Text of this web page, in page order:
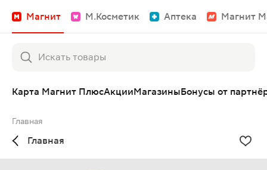
Магнит М.Косметик Аптека Магнит
Карта Магнит ПлюсАкцииМагазиныБонусы от
Главная
Главная